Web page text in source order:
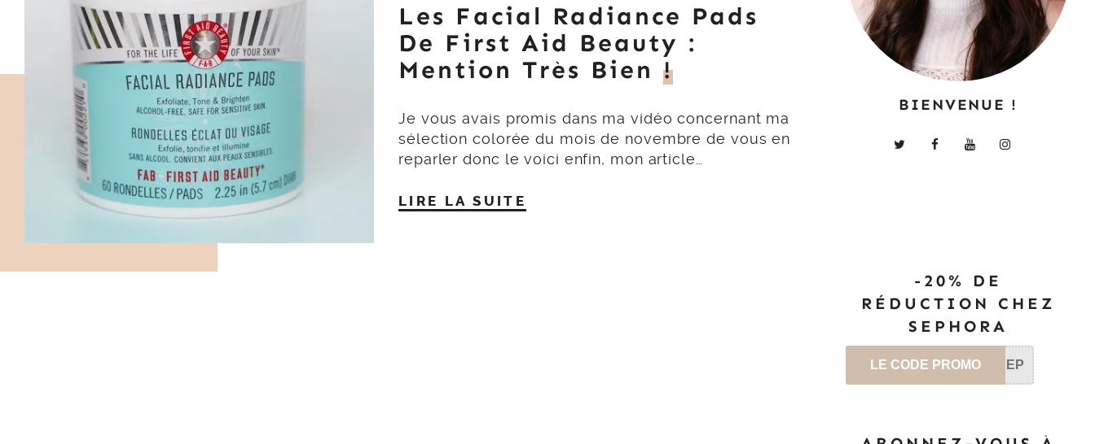
Les Facial Radiance Pads
De First Aid Beauty :
Mention Très Bien !
Je vous avais promis dans ma vidéo concernant ma
sélection colorée du mois de novembre de vous en
reparler donc le voici enfin, mon article…
LIRE LA SUITE
BIENVENUE !
-20% DE
RÉDUCTION CHEZ
SEPHORA
LE CODE PROMO SEP